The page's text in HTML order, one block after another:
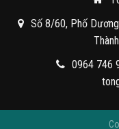
Số 8/60, Phố
0964 746